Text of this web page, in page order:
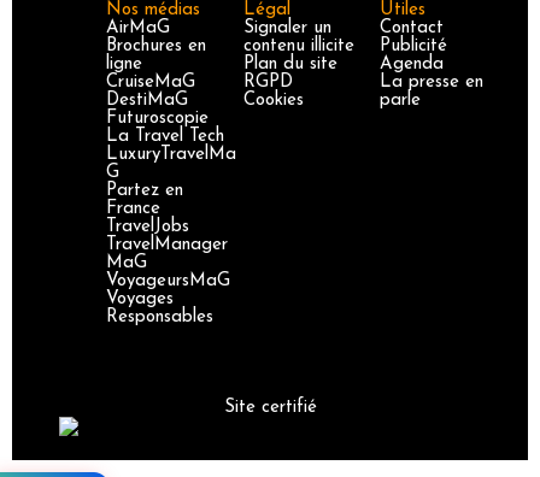
Nos médias
AirMaG
Brochures en
ligne
CruiseMaG
DestiMaG
Futuroscopie
La Travel Tech
LuxuryTravelMa
G
Partez en
France
TravelJobs
TravelManager
MaG
VoyageursMaG
Voyages
Responsables
Légal
Signaler un
contenu illicite
Plan du site
RGPD
Cookies
Utiles
Contact
Publicité
Agenda
La presse en
parle
Site certifié